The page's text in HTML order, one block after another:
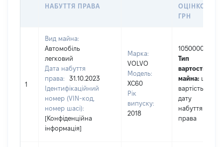
НАБУТТЯ ПРАВА
ОЦІНКОЮ,
ГРН
1
Вид майна:
Автомобіль
легковий
Дата набуття
права:
31.10.2023
Ідентифікаційний
номер (VIN-код,
номер шасі):
[Конфіденційна
інформація]
Марка:
VOLVO
Модель:
XC60
Рік
випуску:
2018
1050000
Тип
вартості
майна: це
вартість на
дату
набуття
права